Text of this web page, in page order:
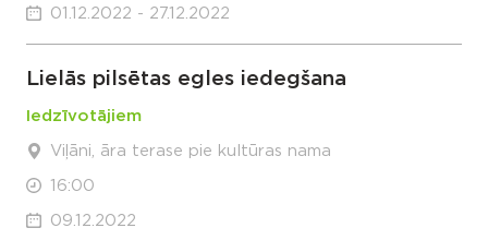
01.12.2022 - 27.12.2022
Lielās pilsētas egles iedegšana
Iedzīvotājiem
Viļāni, āra terase pie kultūras nama
16:00
09.12.2022